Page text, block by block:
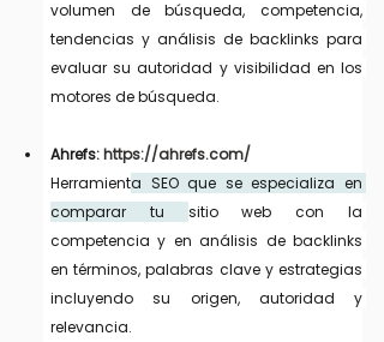
volumen de búsqueda, competencia,
tendencias y análisis de backlinks para
evaluar su autoridad y visibilidad en los
motores de búsqueda.
Ahrefs: https://ahrefs.com/
Herramienta SEO que se especializa en
comparar tu sitio web con la
competencia y en análisis de backlinks
en términos, palabras clave y estrategias
incluyendo su origen, autoridad y
relevancia.